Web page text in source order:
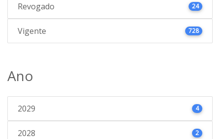
Revogado 24
Vigente 728
Ano
2029 4
2028 2